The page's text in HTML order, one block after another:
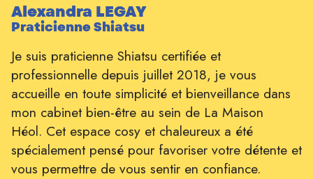
Alexandra LEGAY
Praticienne Shiatsu
Je suis praticienne Shiatsu certifiée et
professionnelle depuis juillet 2018, je vous
accueille en toute simplicité et bienveillance dans
mon cabinet bien-être au sein de La Maison
Héol. Cet espace cosy et chaleureux a été
spécialement pensé pour favoriser votre détente et
vous permettre de vous sentir en confiance.